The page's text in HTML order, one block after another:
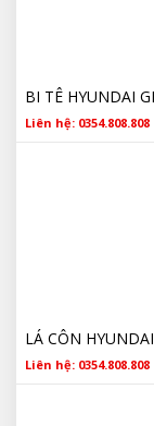
Liên hệ: 0354.808.808
Liên hệ: 0354.808.808